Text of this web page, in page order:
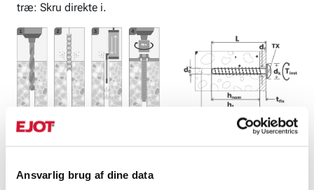
Ansvarlig brug af dine data
træ: Skru direkte i.
Betonskrue RA-Z.pdf